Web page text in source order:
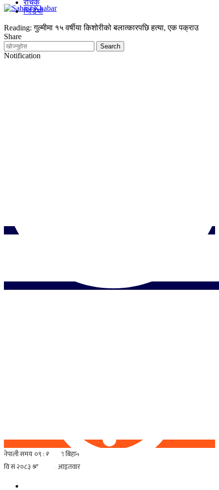
रोचक
भिडियो
Reading: गुल्मीमा १५ वर्षीया किशोरीको बलात्कारपछि हत्या, एक पक्राउ
Share
Notification